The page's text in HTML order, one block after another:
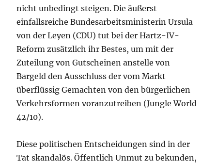
nicht unbedingt steigen. Die äußerst
einfallsreiche Bundesarbeitsministerin Ursula
von der Leyen (CDU) tut bei der Hartz-IV-
Reform zusätzlich ihr Bestes, um mit der
Zuteilung von Gutscheinen anstelle von
Bargeld den Ausschluss der vom Markt
überflüssig Gemachten von den bürgerlichen
Verkehrsformen voranzutreiben (Jungle World
42/10).
Diese politischen Entscheidungen sind in der
Tat skandalös. Öffentlich Unmut zu bekunden,